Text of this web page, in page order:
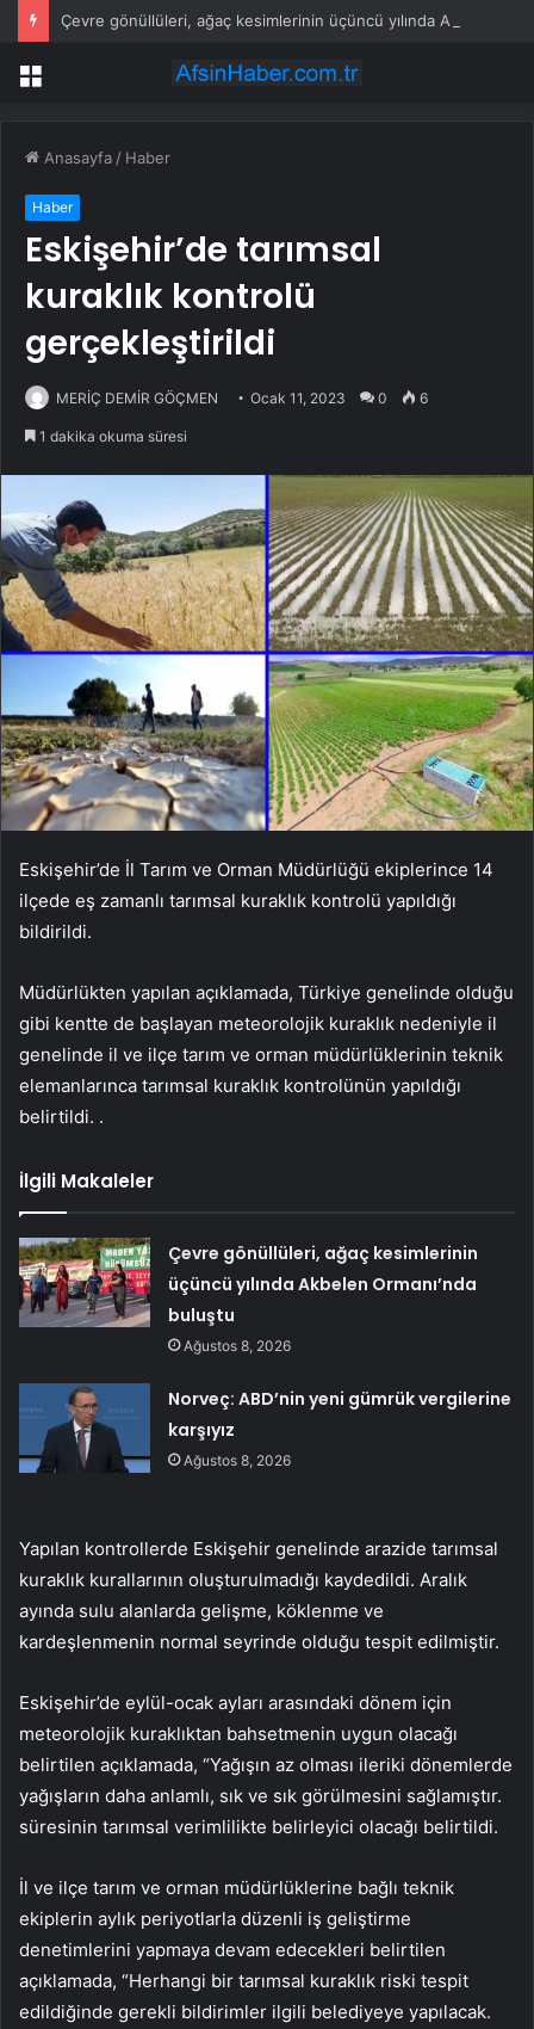
Menü
Anasayfa / Haber
Haber
Eskişehir’de tarımsal
kuraklık kontrolü
gerçekleştirildi
MERİÇ DEMİR GÖÇMEN Ocak 11, 2023 0 6
1 dakika okuma süresi
Eskişehir’de İl Tarım ve Orman Müdürlüğü ekiplerince 14
ilçede eş zamanlı tarımsal kuraklık kontrolü yapıldığı
bildirildi.
Müdürlükten yapılan açıklamada, Türkiye genelinde olduğu
gibi kentte de başlayan meteorolojik kuraklık nedeniyle il
genelinde il ve ilçe tarım ve orman müdürlüklerinin teknik
elemanlarınca tarımsal kuraklık kontrolünün yapıldığı
belirtildi. .
İlgili Makaleler
Çevre gönüllüleri, ağaç kesimlerinin
üçüncü yılında Akbelen Ormanı’nda
buluştu
Ağustos 8, 2026
Norveç: ABD’nin yeni gümrük vergilerine
karşıyız
Ağustos 8, 2026
Yapılan kontrollerde Eskişehir genelinde arazide tarımsal
kuraklık kurallarının oluşturulmadığı kaydedildi. Aralık
ayında sulu alanlarda gelişme, köklenme ve
kardeşlenmenin normal seyrinde olduğu tespit edilmiştir.
Eskişehir’de eylül-ocak ayları arasındaki dönem için
meteorolojik kuraklıktan bahsetmenin uygun olacağı
belirtilen açıklamada, “Yağışın az olması ileriki dönemlerde
yağışların daha anlamlı, sık ve sık görülmesini sağlamıştır.
süresinin tarımsal verimlilikte belirleyici olacağı belirtildi.
İl ve ilçe tarım ve orman müdürlüklerine bağlı teknik
ekiplerin aylık periyotlarla düzenli iş geliştirme
denetimlerini yapmaya devam edecekleri belirtilen
açıklamada, “Herhangi bir tarımsal kuraklık riski tespit
edildiğinde gerekli bildirimler ilgili belediyeye yapılacak.